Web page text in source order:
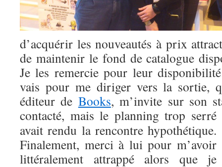
d’acquérir les nouveautés à prix
de maintenir le fond de catalogue
Je les remercie pour leur
vais pour me diriger vers la sortie,
éditeur de Books, m’invite sur son
contacté, mais le planning trop serré
avait rendu la rencontre hypothétique.
Finalement, merci à lui pour m’avoir
littéralement attrappé alors que je